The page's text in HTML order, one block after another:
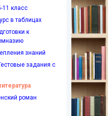
11 класс
в таблицах
к
знаний
задания с
роман